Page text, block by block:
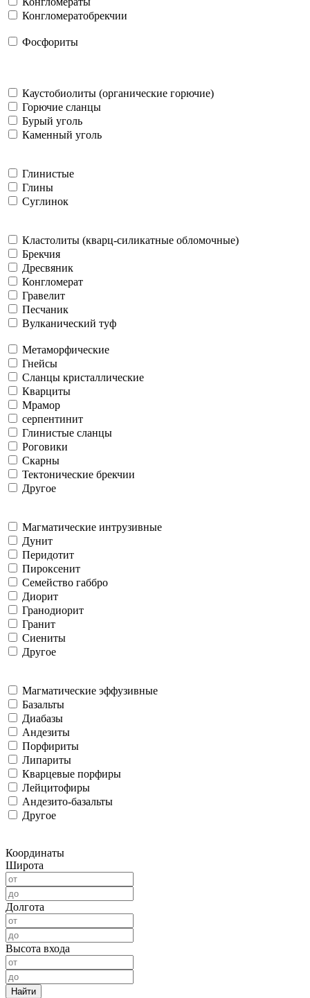
Конгломератобрекчии
Фосфориты
Каустобиолиты (органические горючие)
Горючие сланцы
Бурый уголь
Каменный уголь
Глинистые
Глины
Суглинок
Кластолиты (кварц-силикатные обломочные)
Брекчия
Дресвяник
Конгломерат
Гравелит
Песчаник
Вулканический туф
Метаморфические
Гнейсы
Сланцы кристаллические
Кварциты
Мрамор
серпентинит
Глинистые сланцы
Роговики
Скарны
Тектонические брекчии
Другое
Магматические интрузивные
Дунит
Перидотит
Пироксенит
Семейство габбро
Диорит
Гранодиорит
Гранит
Сиениты
Другое
Магматические эффузивные
Базальты
Диабазы
Андезиты
Порфириты
Липариты
Кварцевые порфиры
Лейцитофиры
Андезито-базальты
Другое
Координаты
Широта
Долгота
Высота входа